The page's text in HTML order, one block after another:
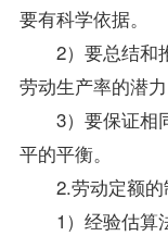
要有科学依据。
2）要总结和推
劳动生产率的潜力
3）要保证相同
平的平衡。
2.劳动定额的
1）经验估算法